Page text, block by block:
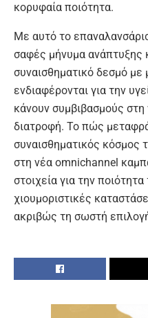
κορυφαία ποιότητα.
Με αυτό το
σαφές μήνυμα ανάπτυξης
συναισθηματικό δεσμό
ενδιαφέρονται για την
κάνουν συμβιβασμούς
διατροφή. Το πώς
συναισθηματικός κόσμος
στη νέα omnichannel
στοιχεία για την
χιουμοριστικές
ακριβώς τη σωστή